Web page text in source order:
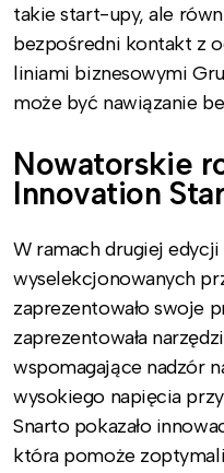
takie start-upy, ale
bezpośredni kontakt z
liniami biznesowymi
może być nawiązanie
Nowatorskie
Innovation
W ramach drugiej
wyselekcjonowanych
zaprezentowało swoje
zaprezentowała
wspomagające nadzór
wysokiego napięcia
Snarto pokazało
która pomoże